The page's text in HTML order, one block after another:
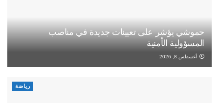
حموشي يؤشر على تعيينات جديدة في مناصب
المسؤولية الأمنية
أغسطس 8, 2026
رياضة